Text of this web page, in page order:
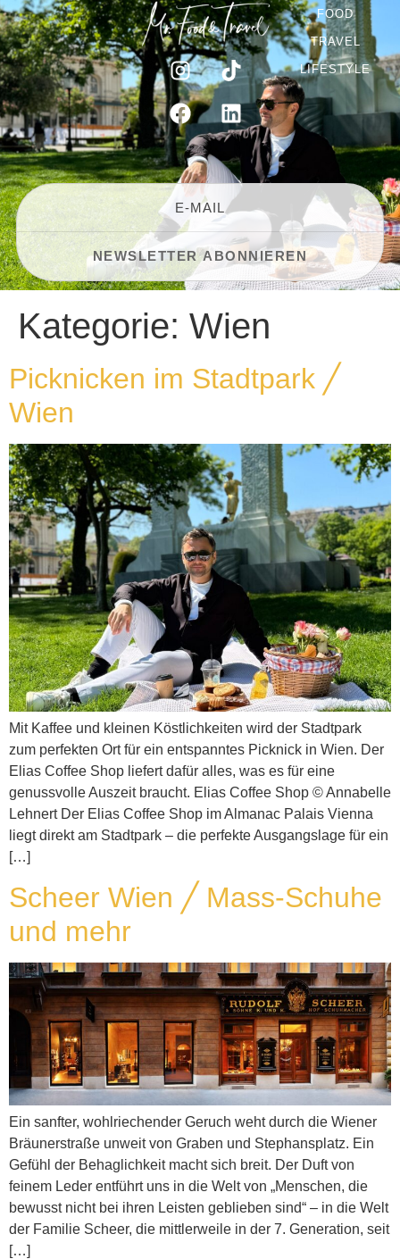
FOOD
TRAVEL
LIFESTYLE
Kategorie: Wien
Picknicken im Stadtpark ╱
Wien
Mit Kaffee und kleinen Köstlichkeiten wird der Stadtpark
zum perfekten Ort für ein entspanntes Picknick in Wien. Der
Elias Coffee Shop liefert dafür alles, was es für eine
genussvolle Auszeit braucht. Elias Coffee Shop © Annabelle
Lehnert Der Elias Coffee Shop im Almanac Palais Vienna
liegt direkt am Stadtpark – die perfekte Ausgangslage für ein
[…]
Scheer Wien ╱ Mass-Schuhe
und mehr
Ein sanfter, wohlriechender Geruch weht durch die Wiener
Bräunerstraße unweit von Graben und Stephansplatz. Ein
Gefühl der Behaglichkeit macht sich breit. Der Duft von
feinem Leder entführt uns in die Welt von „Menschen, die
bewusst nicht bei ihren Leisten geblieben sind“ – in die Welt
der Familie Scheer, die mittlerweile in der 7. Generation, seit
[…]